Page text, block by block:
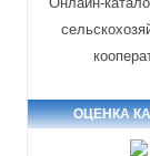
ОЦЕНКА